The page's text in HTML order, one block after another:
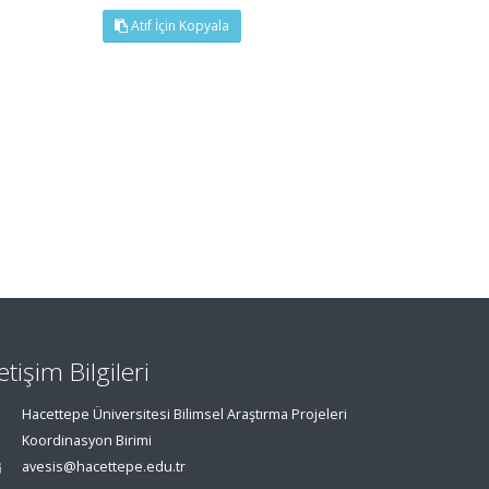
Atıf İçin Kopyala
Bilgileri
Hacettepe Üniversitesi Bilimsel Araştırma Projeleri
Koordinasyon Birimi
avesis@hacettepe.edu.tr